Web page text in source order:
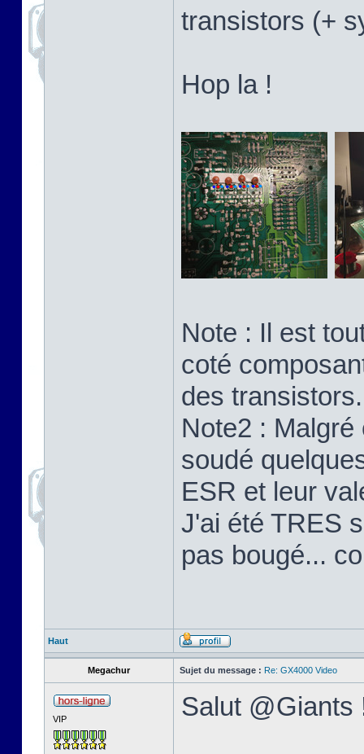
transistors (+
Hop la !
Note : Il est
coté
des transistors.
Note2 :
soudé
ESR et leur
J'ai été TRES
pas bougé...
Haut
Megachur Sujet du message : Re: GX4000 Video
VIP Salut @Giants